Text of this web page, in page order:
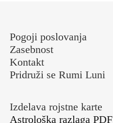
Pogoji poslovanja
Zasebnost
Kontakt
Pridruži se Rumi Luni
Izdelava rojstne karte
Astrološka razlaga PDF